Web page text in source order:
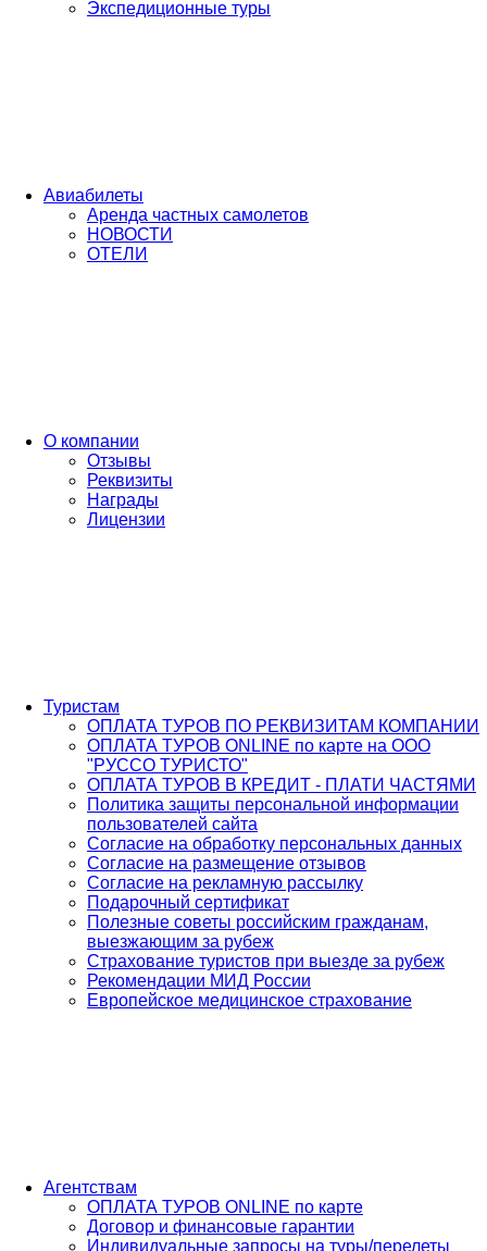
Экспедиционные туры
Авиабилеты
Аренда частных самолетов
НОВОСТИ
ОТЕЛИ
О компании
Отзывы
Реквизиты
Награды
Лицензии
Туристам
ОПЛАТА ТУРОВ ПО РЕКВИЗИТАМ КОМПАНИИ
ОПЛАТА ТУРОВ ONLINE по карте на ООО
"РУССО ТУРИСТО"
ОПЛАТА ТУРОВ В КРЕДИТ - ПЛАТИ ЧАСТЯМИ
Политика защиты персональной информации
пользователей сайта
Согласие на обработку персональных данных
Согласие на размещение отзывов
Согласие на рекламную рассылку
Подарочный сертификат
Полезные советы российским гражданам,
выезжающим за рубеж
Страхование туристов при выезде за рубеж
Рекомендации МИД России
Европейское медицинское страхование
Агентствам
ОПЛАТА ТУРОВ ONLINE по карте
Договор и финансовые гарантии
Индивидуальные запросы на туры/перелеты